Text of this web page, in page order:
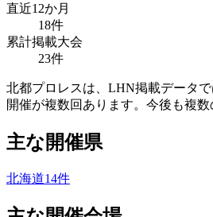
直近12か月
18件
累計掲載大会
23件
北都プロレスは、LHN掲載データ
開催が複数回あります。今後も複数
主な開催県
北海道14件